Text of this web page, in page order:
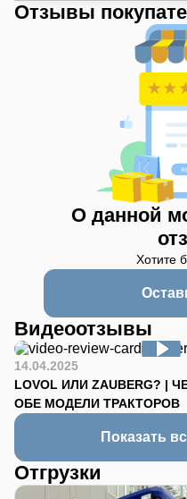
Отзывы
О данной
Хотите
Видеоотзывы
14.04.2025
LOVOL ИЛИ ZAUBERG? |
ОБЕ МОДЕЛИ ТРАКТОРОВ
Показать
Отгрузки